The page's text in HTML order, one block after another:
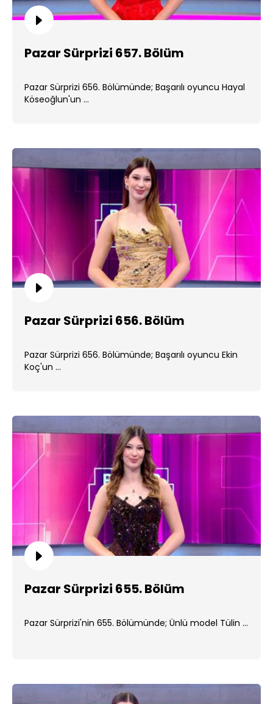
Pazar Sürprizi 657. Bölüm
Pazar Sürprizi 656. Bölümünde; Başarılı oyuncu Hayal
Köseoğlun'un ...
Pazar Sürprizi 656. Bölüm
Pazar Sürprizi 656. Bölümünde; Başarılı oyuncu Ekin
Koç'un ...
Pazar Sürprizi 655. Bölüm
Pazar Sürprizi'nin 655. Bölümünde; Ünlü model Tülin ...